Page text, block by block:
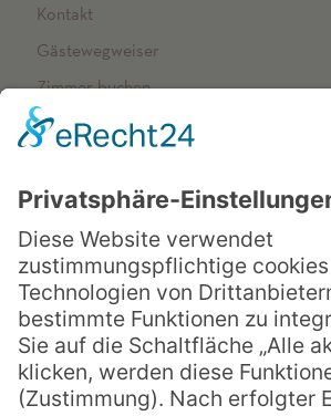
Kontakt
Gästewegweiser
Zimmer buchen
NETZWERK
Arenberger Dominikanerinnen
op-schreibt
Vincenzhaus Oberhausen